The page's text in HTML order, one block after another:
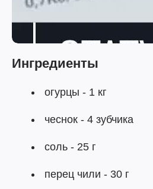
Ингредиенты
огурцы - 1 кг
чеснок - 4 зубчика
соль - 25 г
перец чили - 30 г